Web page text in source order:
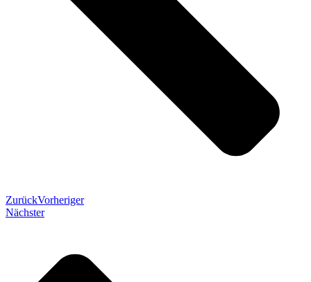
ZurückVorheriger
Nächster